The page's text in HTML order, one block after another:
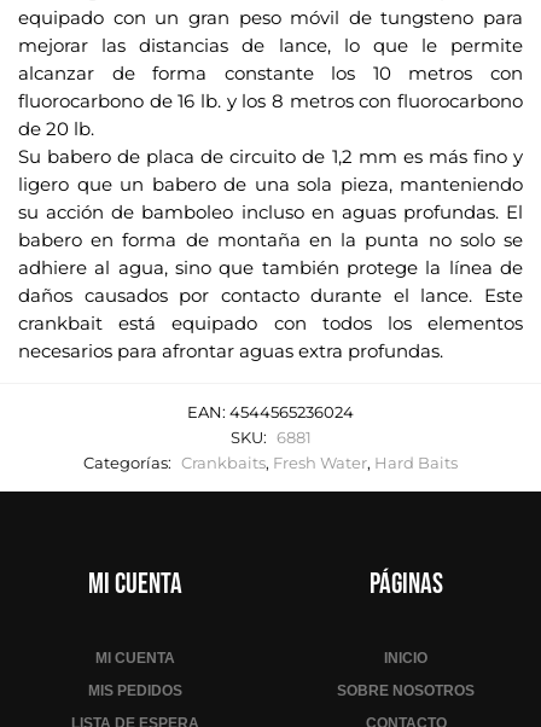
equipado con un gran peso móvil de tungsteno para
mejorar las distancias de lance, lo que le permite
alcanzar de forma constante los 10 metros con
fluorocarbono de 16 lb. y los 8 metros con fluorocarbono
de 20 lb.
Su babero de placa de circuito de 1,2 mm es más fino y
ligero que un babero de una sola pieza, manteniendo
su acción de bamboleo incluso en aguas profundas. El
babero en forma de montaña en la punta no solo se
adhiere al agua, sino que también protege la línea de
daños causados por contacto durante el lance. Este
crankbait está equipado con todos los elementos
necesarios para afrontar aguas extra profundas.
EAN: 4544565236024
SKU: 6881
Categorías: Crankbaits, Fresh Water, Hard Baits
Mi cuenta
MI CUENTA
MIS PEDIDOS
LISTA DE ESPERA
Páginas
INICIO
SOBRE NOSOTROS
CONTACTO